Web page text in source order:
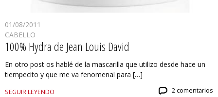
01/08/2011
CABELLO
100% Hydra de Jean Louis David
En otro post os hablé de la mascarilla que utilizo desde hace un
tiempecito y que me va fenomenal para […]
SEGUIR LEYENDO 2 comentarios